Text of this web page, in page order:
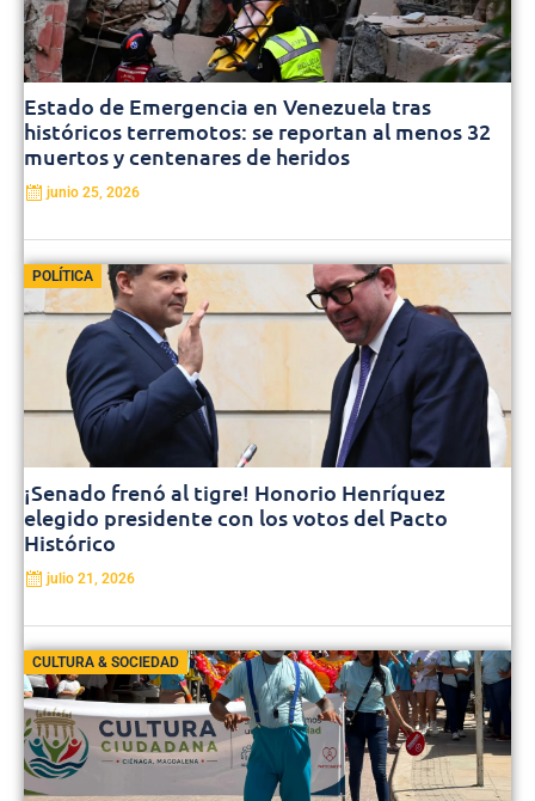
Estado de Emergencia en Venezuela tras
históricos terremotos: se reportan al menos 32
muertos y centenares de heridos
junio 25, 2026
POLÍTICA
¡Senado frenó al tigre! Honorio Henríquez
elegido presidente con los votos del Pacto
Histórico
julio 21, 2026
CULTURA & SOCIEDAD